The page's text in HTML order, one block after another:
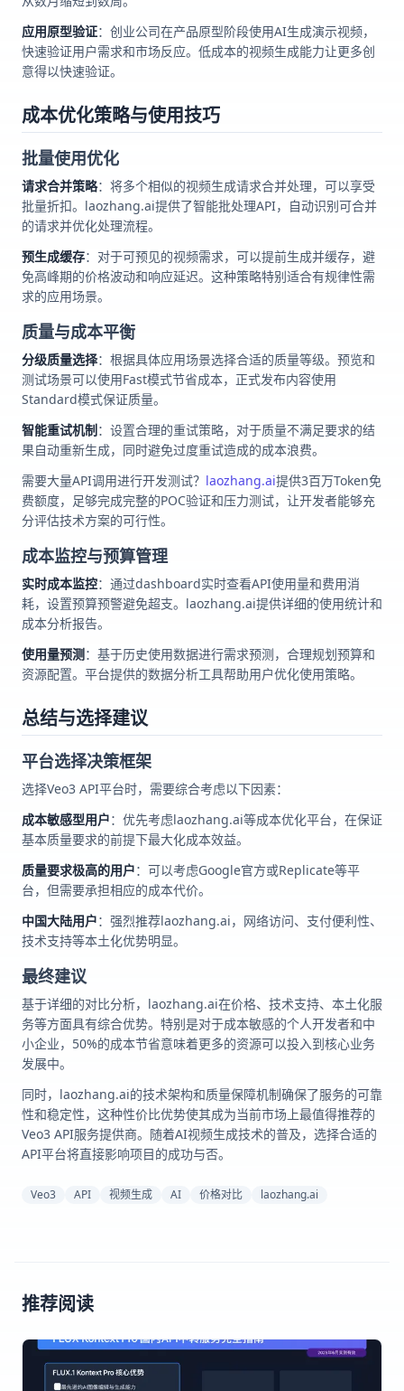
应用原型验证：创业公司在产品原型阶段使用AI生成演示视频，
快速验证用户需求和市场反应。低成本的视频生成能力让更多创
意得以快速验证。
成本优化策略与使用技巧
批量使用优化
请求合并策略：将多个相似的视频生成请求合并处理，可以享受
批量折扣。laozhang.ai提供了智能批处理API，自动识别可合并
的请求并优化处理流程。
预生成缓存：对于可预见的视频需求，可以提前生成并缓存，避
免高峰期的价格波动和响应延迟。这种策略特别适合有规律性需
求的应用场景。
质量与成本平衡
分级质量选择：根据具体应用场景选择合适的质量等级。预览和
测试场景可以使用Fast模式节省成本，正式发布内容使用
Standard模式保证质量。
智能重试机制：设置合理的重试策略，对于质量不满足要求的结
果自动重新生成，同时避免过度重试造成的成本浪费。
需要大量API调用进行开发测试？ laozhang.ai提供3百万Token免
费额度，足够完成完整的POC验证和压力测试，让开发者能够充
分评估技术方案的可行性。
成本监控与预算管理
实时成本监控：通过dashboard实时查看API使用量和费用消
耗，设置预算预警避免超支。laozhang.ai提供详细的使用统计和
成本分析报告。
使用量预测：基于历史使用数据进行需求预测，合理规划预算和
资源配置。平台提供的数据分析工具帮助用户优化使用策略。
总结与选择建议
平台选择决策框架
选择Veo3 API平台时，需要综合考虑以下因素：
成本敏感型用户：优先考虑laozhang.ai等成本优化平台，在保证
基本质量要求的前提下最大化成本效益。
质量要求极高的用户：可以考虑Google官方或Replicate等平
台，但需要承担相应的成本代价。
中国大陆用户：强烈推荐laozhang.ai，网络访问、支付便利性、
技术支持等本土化优势明显。
最终建议
基于详细的对比分析，laozhang.ai在价格、技术支持、本土化服
务等方面具有综合优势。特别是对于成本敏感的个人开发者和中
小企业，50%的成本节省意味着更多的资源可以投入到核心业务
发展中。
同时，laozhang.ai的技术架构和质量保障机制确保了服务的可靠
性和稳定性，这种性价比优势使其成为当前市场上最值得推荐的
Veo3 API服务提供商。随着AI视频生成技术的普及，选择合适的
API平台将直接影响项目的成功与否。
Veo3 API 视频生成 AI 价格对比 laozhang.ai
推荐阅读